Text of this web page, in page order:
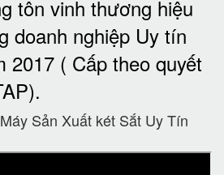
vinh thương hiệu
doanh nghiệp Uy tín
2017 ( Cấp theo quyết
Sản Xuất két Sắt Uy Tín